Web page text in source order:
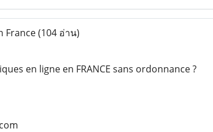
France(104 อ่าน)
en ligne en FRANCE sans ordonnance ?